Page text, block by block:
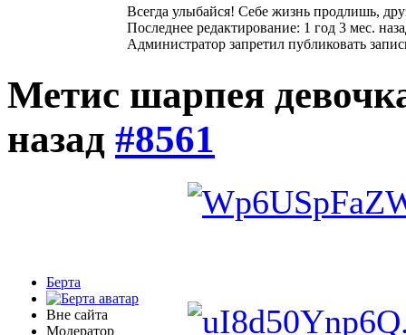
Всегда улыбайся! Себе жизнь продлишь,
Последнее редактирование: 1 год 3 мес.
Администратор запретил публиковать
Метис шарпея
назад #8561
Берта
Вне сайта
Модератор